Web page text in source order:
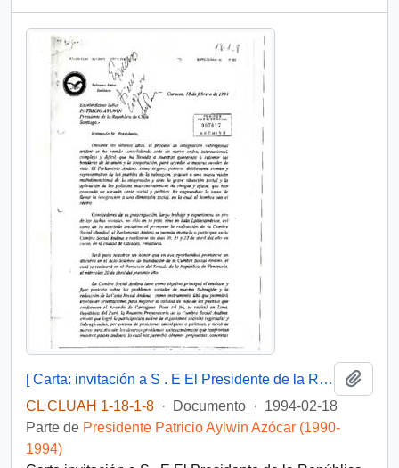
[ Carta: invitación a S . E El Presidente de la República, a Cumbre Social Andina en ciudad de Caracas ]
CL CLUAH 1-18-1-8 · Documento · 1994-02-18
Parte de Presidente Patricio Aylwin Azócar (1990-
1994)